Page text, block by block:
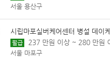
서울 용산구
시립마포실버케어센터 병설 데이
월급 237 만원 이상 ~ 280 만원
서울 마포구